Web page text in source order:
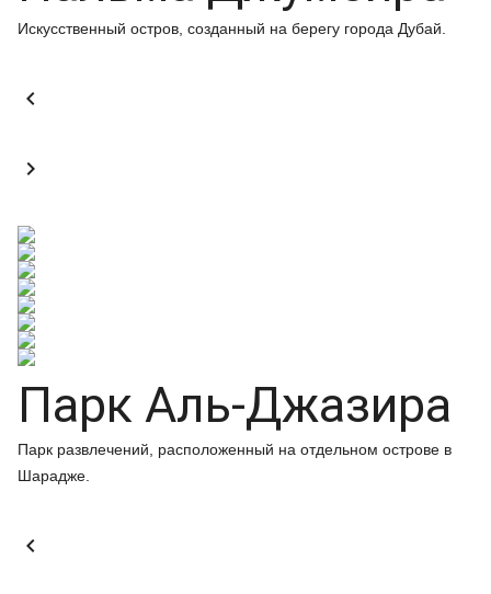
Искусственный остров, созданный на берегу города Дубай.


Парк Аль-Джазира
Парк развлечений, расположенный на отдельном острове в
Шарадже.
